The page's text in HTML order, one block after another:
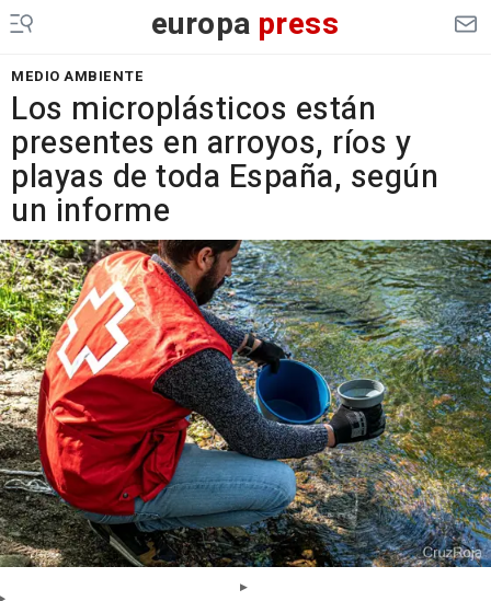
europa press
MEDIO AMBIENTE
Los microplásticos están
presentes en arroyos, ríos y
playas de toda España, según
un informe